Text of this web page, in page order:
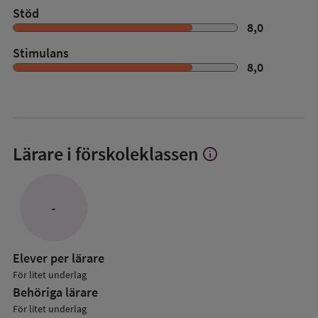
Stöd
8,0
Stimulans
8,0
Lärare i förskoleklassen Visa
info
-
Elever per lärare
För litet underlag
Behöriga lärare
För litet underlag